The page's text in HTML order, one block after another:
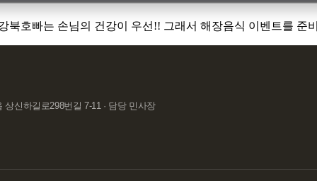
북호빠는 손님의 건강이 우선!! 그래서 해장음식 이벤트를 준
상신하길로298번길 7-11 · 담당 민사장